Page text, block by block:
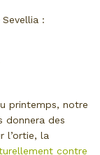
:
printemps, notre
donnera des
l’ortie, la
contre